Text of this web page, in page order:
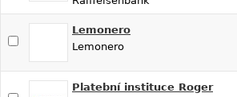
Lemonero
Lemonero
Platební instituce Roger